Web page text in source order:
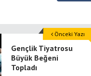
Gençlik Tiyatrosu
Büyük Beğeni
Topladı
Önceki Yazı